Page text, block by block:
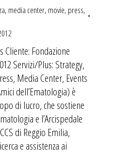
, media center, movie, press,
Cliente: Fondazione
Servizi/Plus: Strategy,
Media Center, Events
dell’Ematologia) è
di lucro, che sostiene
e l’Arcispedale
di Reggio Emilia,
e assistenza ai